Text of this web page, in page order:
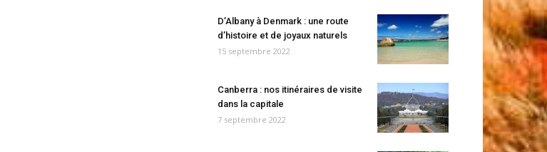
D’Albany à Denmark : une route
d’histoire et de joyaux naturels
15 septembre 2022
Canberra : nos itinéraires de visite
dans la capitale
7 septembre 2022